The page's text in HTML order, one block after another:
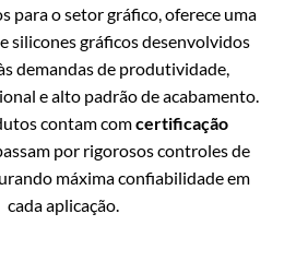
para o setor gráfico, oferece uma
silicones gráficos desenvolvidos
demandas de produtividade,
e alto padrão de acabamento.
contam comcertificação
por rigorosos controles de
máxima confiabilidade em
cada aplicação.